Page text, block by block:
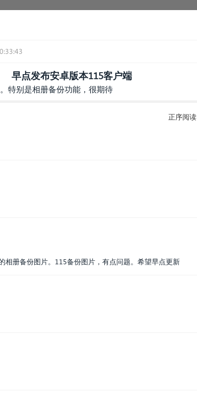
早点发布安卓版本115客户端
特别是相册备份功能，很期待
正序阅读
相册备份图片。115备份图片，有点问题。希望早点更新